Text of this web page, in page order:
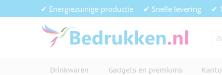
Ga naar de inhoud✔ Energiezuinige productie ✔ Snelle levering ✔
Drinkwaren Gadgets en premiums